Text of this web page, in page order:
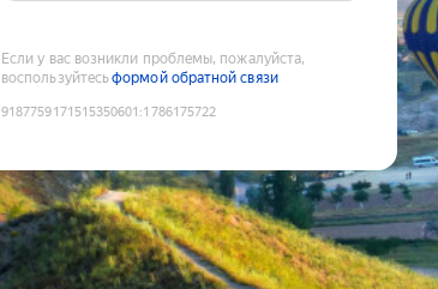
Если у вас возникли проблемы, пожалуйста,
воспользуйтесьформой обратной связи
9187759171515350601 :1786175722